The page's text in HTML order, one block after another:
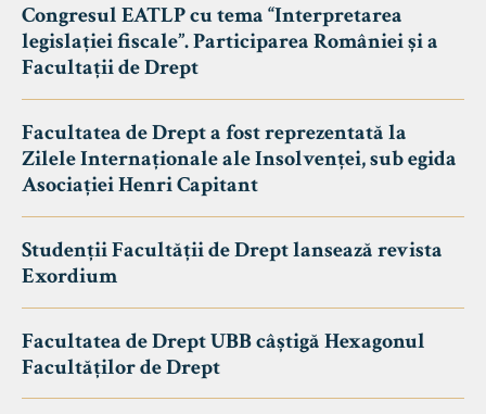
Congresul EATLP cu tema “Interpretarea
legislației fiscale”. Participarea României și a
Facultații de Drept
Facultatea de Drept a fost reprezentată la
Zilele Internaționale ale Insolvenței, sub egida
Asociației Henri Capitant
Studenții Facultății de Drept lansează revista
Exordium
Facultatea de Drept UBB câștigă Hexagonul
Facultăților de Drept